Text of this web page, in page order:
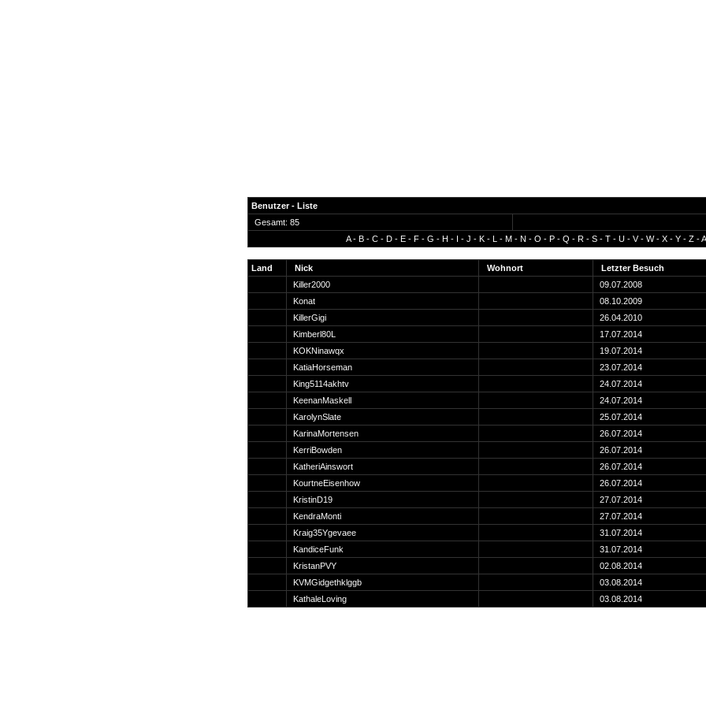
Benutzer - Liste
Gesamt: 85
A- B - C - D - E - F - G - H - I - J - K - L - M - N - O - P - Q - R - S - T - U - V- W- X - Y - Z -
Land Nick Wohnort Letzter Besuch
Killer2000
09.07.2008
Konat
08.10.2009
KillerGigi
26.04.2010
Kimberl80L
17.07.2014
KOKNinawqx
19.07.2014
KatiaHorseman
23.07.2014
King5114akhtv
24.07.2014
KeenanMaskell
24.07.2014
KarolynSlate
25.07.2014
KarinaMortensen
26.07.2014
KerriBowden
26.07.2014
KatheriAinswort
26.07.2014
KourtneEisenhow
26.07.2014
KristinD19
27.07.2014
KendraMonti
27.07.2014
Kraig35Ygevaee
31.07.2014
KandiceFunk
31.07.2014
KristanPVY
02.08.2014
KVMGidgethklggb
03.08.2014
KathaleLoving
03.08.2014